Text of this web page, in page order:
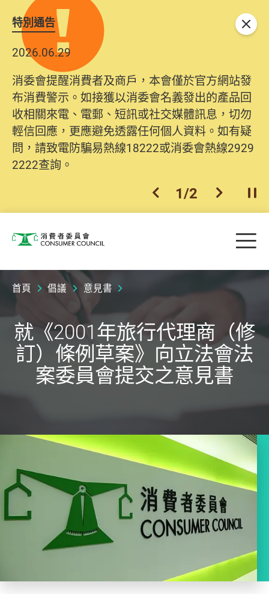
特別通告
2026.06.29
消委會提醒消費者及商戶，本會僅於官方網站發
布消費警示。如接獲以消委會名義發出的產品回
收相關來電、電郵、短訊或社交媒體訊息，切勿
輕信回應，更應避免透露任何個人資料。如有疑
問，請致電防騙易熱線18222或消委會熱線2929
2222查詢。
上一個
1/2 下一個開
關閉
消費者委員會 目
首頁 倡議 意見書
就《2001年旅行代理商（修
訂）條例草案》向立法會法
案委員會提交之意見書